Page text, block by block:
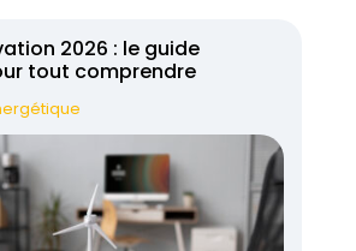
2026 : le guide
tout comprendre